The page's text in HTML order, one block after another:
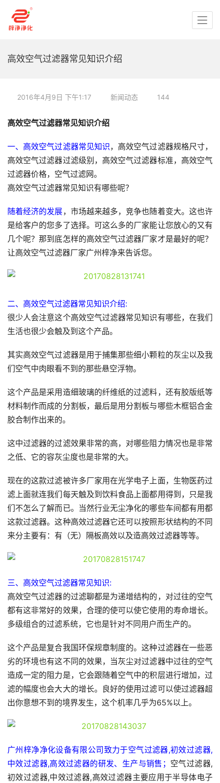
高效空气过滤器常见知识介绍
2016年4月9日 下午1:17 新闻动态 144
高效空气过滤器常见知识介绍
一、高效空气过滤器常见知识，高效空气过滤器规格尺寸，
高效空气过滤器过滤级别，高效空气过滤器标准，高效空气
过滤器价格，空气过滤网。
高效空气过滤器常见知识有哪些呢？
随着经济的发展，市场越来越多，竞争也随着变大。这也许
是给客户的您多了选择。可这么多的厂家能让您放心的又有
几个呢？那到底怎样的高效空气过滤器厂家才是最好的呢？
让高效空气过滤器厂家广州梓净来告诉您。
二、高效空气过滤器常见知识介绍:
很少人会注意这个高效空气过滤器常见知识有哪些，在我们
生活也很少会触及到这个产品。
其实高效空气过滤器是用于捕集那些细小颗粒的灰尘以及我
们空气中肉眼看不到的那些悬空浮物。
这个产品是采用造细玻璃的纤维纸的过滤料，还有胶版纸等
材料制作而成的分割板，最后是用分割板与哪些木框铝合金
胶合制作出来的。
这中过滤器的过滤效果非常的高，对哪些阻力情况也是非常
之低、它的容灰尘度也是非常的大。
现在的这款过滤被许多厂家用在光学电子上面，生物医药过
滤上面就连我们每天触及到饮料食品上面都用得到，只是我
们不怎么了解而已。当然行业无尘净化的哪些车间都有用都
这款过滤器。这种高效过滤器它还可以按照形状结构的不同
来分主要有：有（无）隔板高效以及造高效过滤器等等。
三、高效空气过滤器常见知识:
高效空气过滤器的过滤聊都是为递增结构的，对过往的空气
都有这非常好的效果，合理的使可以使它使用的寿命增长。
多级组合的过滤系统，它也是针对不同用户而生产的。
这个产品是复合我国环保规章制度的。这种过滤器在一些恶
劣的环境也有这不同的效果，当灰尘对过滤器中过往的空气
造成一定的阻力是，它会跟随着空气中的积层进行增加，过
滤的幅度也会大大的增长。良好的使用过滤可以使过滤器超
出你意想不到的境界发生，这个机率几乎为65%以上。
广州梓净净化设备有限公司致力于空气过滤器,初效过滤器,
中效过滤器,高效过滤器的研发、生产与销售； 空气过滤器,
初效过滤器,中效过滤器,高效过滤器主要应用于半导体电子